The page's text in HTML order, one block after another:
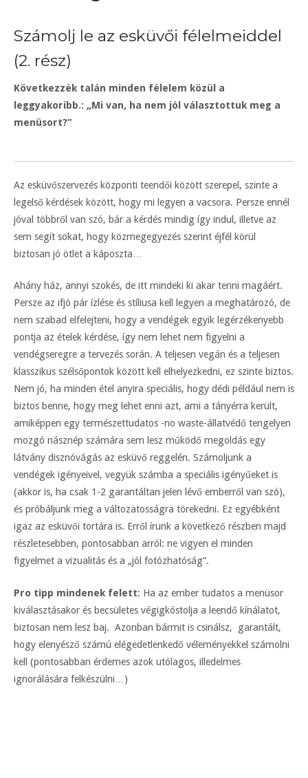
Számolj le az esküvői félelmeiddel
(2. rész)
Következzék talán minden félelem közül a
leggyakoribb.: „Mi van, ha nem jól választottuk meg a
menüsort?”
Az esküvőszervezés központi teendői között szerepel, szinte a
legelső kérdések között, hogy mi legyen a vacsora. Persze ennél
jóval többről van szó, bár a kérdés mindig így indul, illetve az
sem segít sokat, hogy közmegegyezés szerint éjfél körül
biztosan jó ötlet a káposzta…
Ahány ház, annyi szokés, de itt mindeki ki akar tenni magáért.
Persze az ifjó pár ízlése és stíliusa kell legyen a meghatározó, de
nem szabad elfelejteni, hogy a vendégek egyik legérzékenyebb
pontja az ételek kérdése, így nem lehet nem figyelni a
vendégseregre a tervezés során. A teljesen vegán és a teljesen
klasszikus szélsőpontok között kell elhelyezkedni, ez szinte biztos.
Nem jó, ha minden étel anyira speciális, hogy dédi például nem is
biztos benne, hogy meg lehet enni azt, ami a tányérra került,
amiképpen egy természettudatos -no waste-állatvédő tengelyen
mozgó násznép számára sem lesz működő megoldás egy
látvány disznóvágás az esküvő reggelén. Számoljunk a
vendégek igényeivel, vegyük számba a speciális igényűeket is
(akkor is, ha csak 1-2 garantáltan jelen lévő emberről van szó),
és próbáljunk meg a változatosságra törekedni. Ez egyébként
igaz az esküvői tortára is. Erről írunk a következő részben majd
részletesebben, pontosabban arról: ne vigyen el minden
figyelmet a vizualitás és a „jól fotózhatóság”.
Pro tipp mindenek felett: Ha az ember tudatos a menüsor
kiválasztásakor és becsületes végigkóstolja a leendő kínálatot,
biztosan nem lesz baj. Azonban bármit is csinálsz, garantált,
hogy elenyésző számú elégedetlenkedő véleményekkel számolni
kell (pontosabban érdemes azok utólagos, illedelmes
ignorálására felkészülni…)